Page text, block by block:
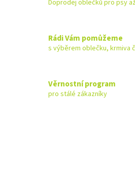
Doprodej oblečků pro psy
Rádi Vám pomůžeme
s výběrem oblečku, krmiva
Věrnostní program
pro stálé zákazníky